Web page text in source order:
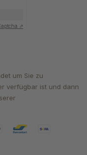
⇗
um Sie zu
verfügbar ist und dann